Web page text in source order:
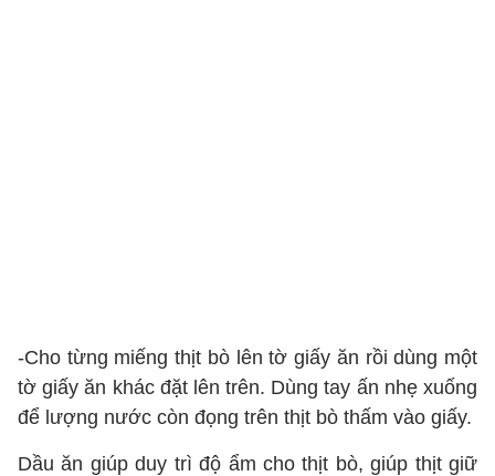
-Cho từng miếng thịt bò lên tờ giấy ăn rồi dùng một
tờ giấy ăn khác đặt lên trên. Dùng tay ấn nhẹ xuống
để lượng nước còn đọng trên thịt bò thấm vào giấy.
Dầu ăn giúp duy trì độ ẩm cho thịt bò, giúp thịt giữ